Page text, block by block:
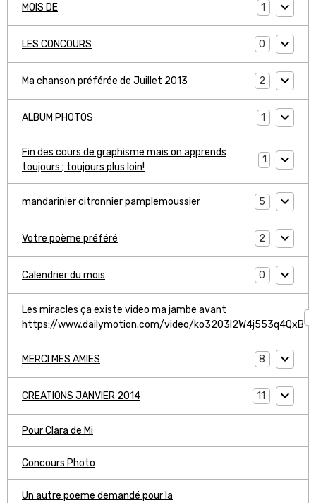
MOIS DE 1
LES CONCOURS 0
Ma chanson préférée de Juillet 2013 2
ALBUM PHOTOS 1
Fin des cours de graphisme mais on apprends
toujours ; toujours plus loin!
1
mandarinier citronnier pamplemoussier 5
Votre poème préféré 2
Calendrier du mois 0
Les miracles ça existe video ma jambe avant
https://www.dailymotion.com/video/ko3203l2W4j553q4QxB
MERCI MES AMIES 8
CREATIONS JANVIER 2014 11
Pour Clara de Mi
Concours Photo
Un autre poeme demandé pour la